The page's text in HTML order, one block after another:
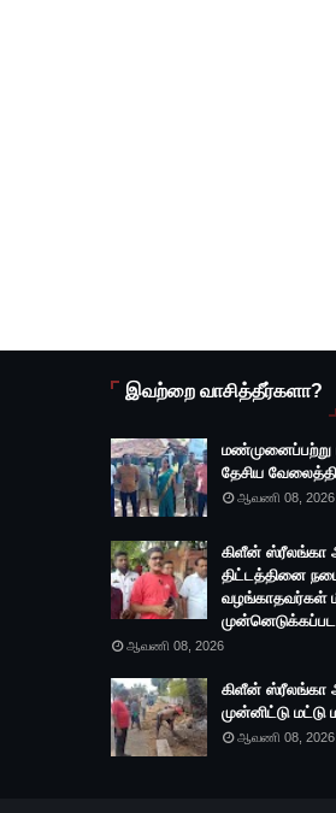
இவற்றை வாசித்தீர்களா?
மண்முனைப்பற்று
தேசிய
ஆவணி 08, 2026
கிளீன் ஸ்ரீலங்கா
திட்டத்தினை
வழங்காதவர்கள்
ஆவணி 08, 2026
கிளீன் ஸ்ரீலங்கா
முன்னிட்டு மட்டு
ஆவணி 08, 2026